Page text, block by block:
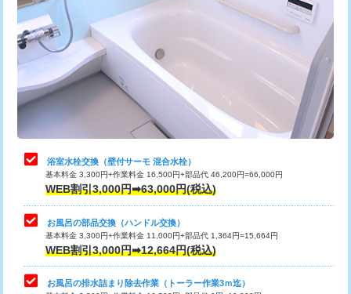
カメラ調査 33,000円
桝清掃 8,800円
止水・漏水調査・防水処理・清掃・修
理・調整・分解・加工など（軽作業）
止水・漏水調査・防水処理・清掃・修
理・調整・分解・加工など（中作業）
22,000円
止水・漏水調査・防水処理・清掃・修
理・調整・分解・加工など（重作業）
トイレタンク脱着 16,500円
トイレ便器脱着 16,500円
浴室水栓交換（壁付サーモ 混合水栓）
基本料金 3,300円+作業料金 16,500円+部品代 46,200円=66,000円
WEB割引3,000円➡63,000円(税込)
お風呂の部品交換（ハンドル交換）
基本料金 3,300円+作業料金 11,000円+部品代 1,364円=15,664円
WEB割引3,000円➡12,664円(税込)
お風呂の排水詰まり除去作業（トーラー作業3ｍ迄）